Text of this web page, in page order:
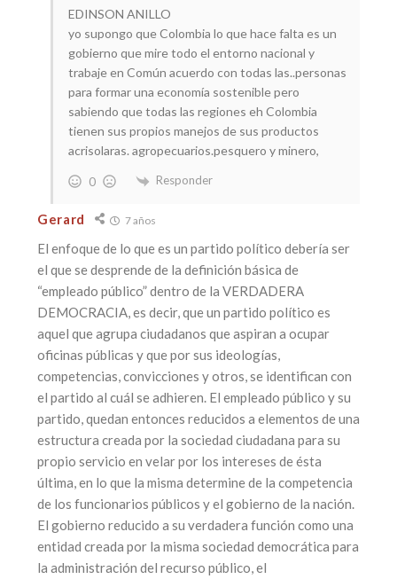
EDINSON ANILLO
yo supongo que Colombia lo que hace falta es un
gobierno que mire todo el entorno nacional y
trabaje en Común acuerdo con todas las..personas
para formar una economía sostenible pero
sabiendo que todas las regiones eh Colombia
tienen sus propios manejos de sus productos
acrisolaras. agropecuarios.pesquero y minero,
0 Responder
Gerard 7 años
El enfoque de lo que es un partido político debería ser
el que se desprende de la definición básica de
“empleado público” dentro de la VERDADERA
DEMOCRACIA, es decir, que un partido político es
aquel que agrupa ciudadanos que aspiran a ocupar
oficinas públicas y que por sus ideologías,
competencias, convicciones y otros, se identifican con
el partido al cuál se adhieren. El empleado público y su
partido, quedan entonces reducidos a elementos de una
estructura creada por la sociedad ciudadana para su
propio servicio en velar por los intereses de ésta
última, en lo que la misma determine de la competencia
de los funcionarios públicos y el gobierno de la nación.
El gobierno reducido a su verdadera función como una
entidad creada por la misma sociedad democrática para
la administración del recurso público, el